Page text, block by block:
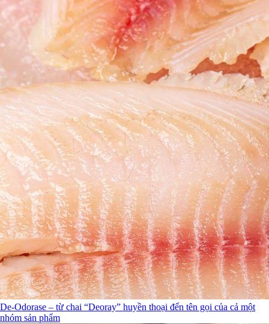
De-Odorase – từ chai “Deoray” huyền thoại đến tên gọi của cả một
nhóm sản phẩm